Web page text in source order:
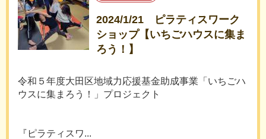
2024/1/21 ピラティスワーク
ショップ【いちごハウスに集ま
ろう！】
令和５年度大田区地域力応援基金助成事業「いちごハ
ウスに集まろう！」プロジェクト
『ピラティスワ...